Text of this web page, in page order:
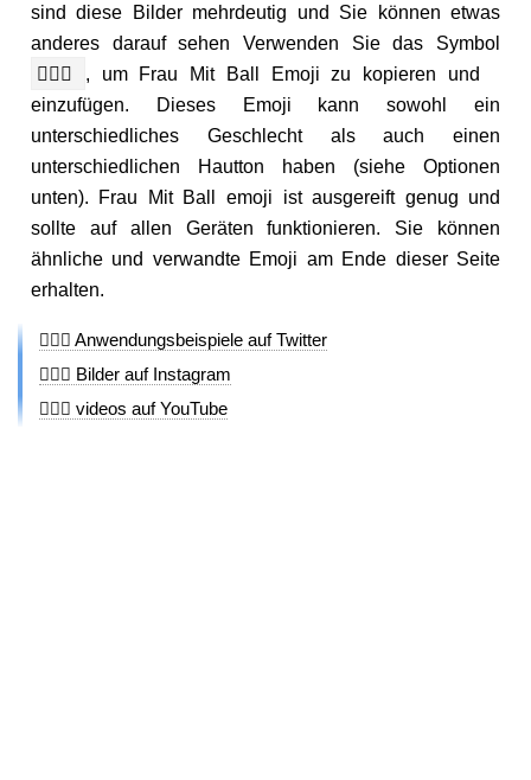
sind diese Bilder mehrdeutig und Sie können etwas
anderes darauf sehen Verwenden Sie das Symbol
⛹🏾‍♀️
, um Frau Mit Ball Emoji zu kopieren und
einzufügen. Dieses Emoji kann sowohl ein
unterschiedliches Geschlecht als auch einen
unterschiedlichen Hautton haben (siehe Optionen
unten). Frau Mit Ball emoji ist ausgereift genug und
sollte auf allen Geräten funktionieren. Sie können
ähnliche und verwandte Emoji am Ende dieser Seite
erhalten.
⛹🏾‍♀️ Anwendungsbeispiele auf Twitter
⛹🏾‍♀️ Bilder auf Instagram
⛹🏾‍♀️ videos auf YouTube